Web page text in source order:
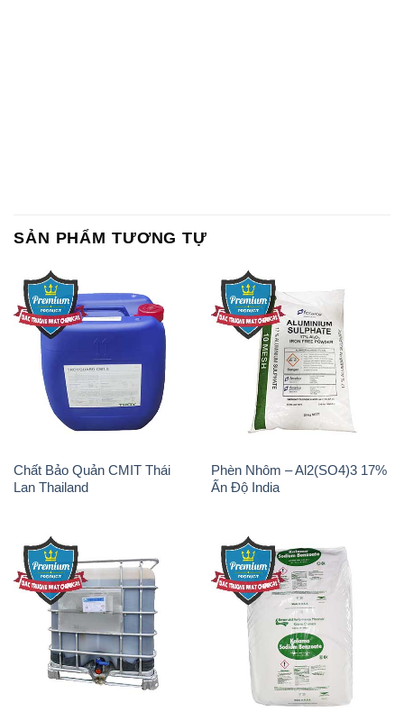
SẢN PHẨM TƯƠNG TỰ
Chất Bảo Quản CMIT Thái
Lan Thailand
Phèn Nhôm – Al2(SO4)3 17%
Ấn Độ India